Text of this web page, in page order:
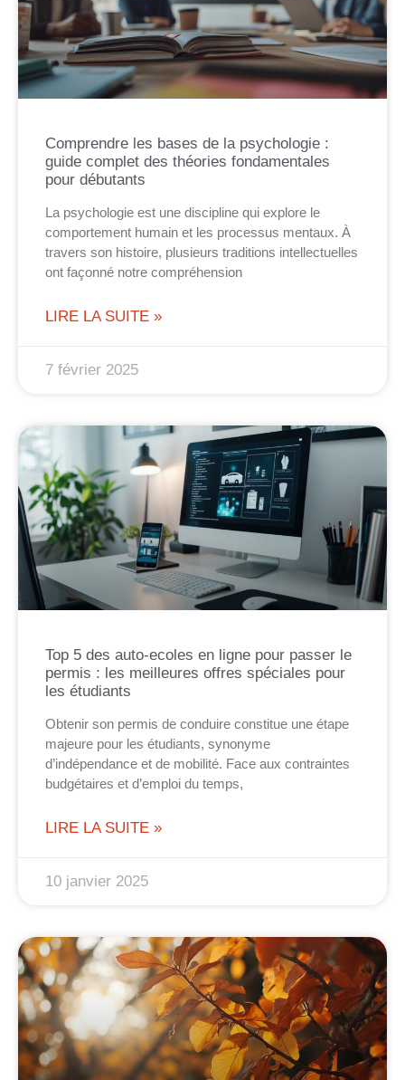
Comprendre les bases de la psychologie :
guide complet des théories fondamentales
pour débutants
La psychologie est une discipline qui explore le
comportement humain et les processus mentaux. À
travers son histoire, plusieurs traditions intellectuelles
ont façonné notre compréhension
LIRE LA SUITE »
7 février 2025
Top 5 des auto-ecoles en ligne pour passer le
permis : les meilleures offres spéciales pour
les étudiants
Obtenir son permis de conduire constitue une étape
majeure pour les étudiants, synonyme
d’indépendance et de mobilité. Face aux contraintes
budgétaires et d’emploi du temps,
LIRE LA SUITE »
10 janvier 2025